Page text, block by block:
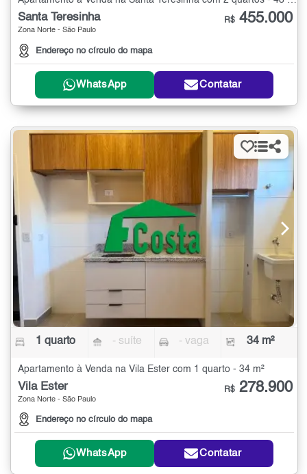
Santa Teresinha
Zona Norte - São Paulo
Endereço no círculo do mapa
R$ 455.000
WhatsApp Contatar
1 quarto - suíte - vaga 34 m²
Apartamento à Venda na Vila Ester com 1 quarto - 34 m²
Vila Ester
Zona Norte - São Paulo
Endereço no círculo do mapa
R$ 278.900
WhatsApp Contatar